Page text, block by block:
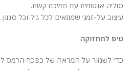
סוליה אנטומית עם תמיכת קשת.
עיצוב על-זמני שמתאים לכל גיל וכל סגנון.
טיפ לתחזוקה
כדי לשמור על המראה של כפכף הרמס